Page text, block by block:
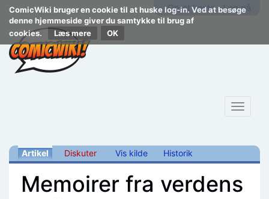
ComicWiki bruger en cookie til at huske log-in. Ved at besøge
denne hjemmeside giver du samtykke til brug af
cookies.
Læs mere
Opret konto Log på
Toggle
Artikel Diskuter Vis kilde Historik
Memoirer fra verdens